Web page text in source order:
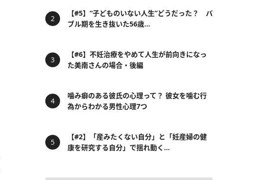
【#5】“子どものいない人生”どうだった？ バ
ブル期を生き抜いた56歳...
【#6】不妊治療をやめて人生が前向きになっ
た美南さんの場合・後編
噛み癖のある彼氏の心理って？ 彼女を噛む行
為からわかる男性心理7つ
【#2】「産みたくない自分」と「妊産婦の健
康を研究する自分」で揺れ動く...